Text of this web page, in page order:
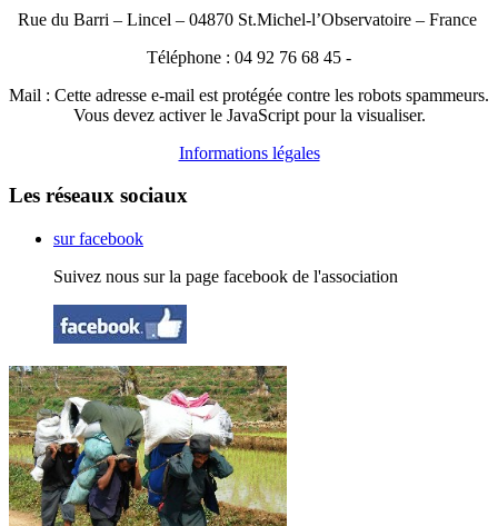
Rue du Barri – Lincel – 04870 St.Michel-l’Observatoire – France
Téléphone : 04 92 76 68 45 -
Mail : Cette adresse e-mail est protégée contre les robots spammeurs.
Vous devez activer le JavaScript pour la visualiser.
Informations légales
Les réseaux sociaux
sur facebook
Suivez nous sur la page facebook de l'association